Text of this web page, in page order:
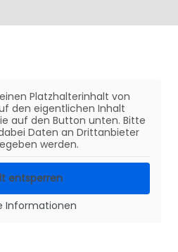
Platzhalterinhalt von
den eigentlichen Inhalt
auf den Button unten. Bitte
Daten an Drittanbieter
werden.
entsperren
Informationen